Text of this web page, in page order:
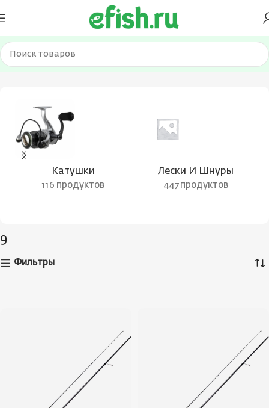
Главная Товар Количество колец 9 Страница 5
Катушки
116 продуктов
Лески И Шнуры
447 продуктов
9
Фильтры